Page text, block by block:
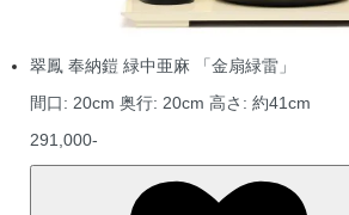
翠鳳 奉納鎧 緑中亜麻 「金扇緑雷」
間口: 20cm 奥行: 20cm 高さ: 約41cm
291,000-